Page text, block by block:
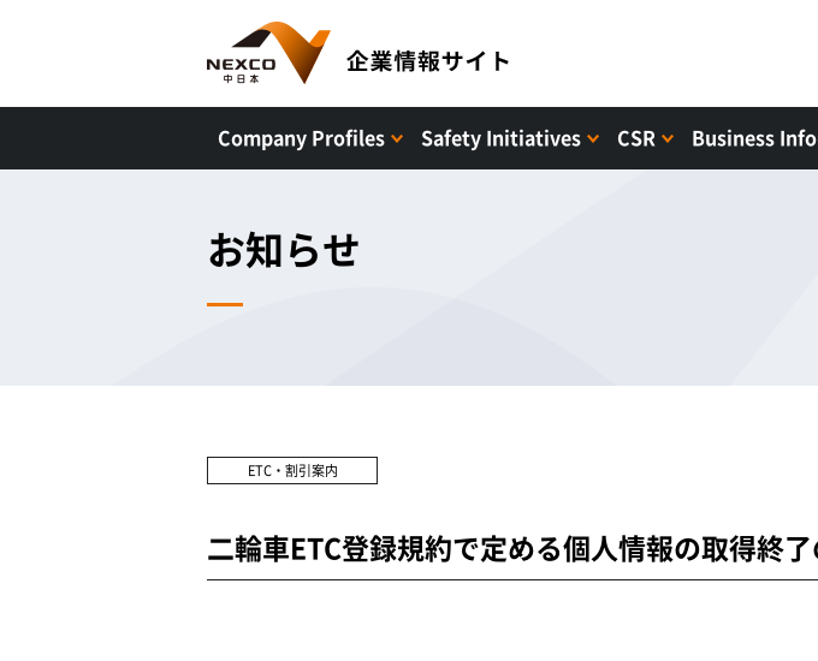
Company Profiles Safety Initiatives CSR Business
お知らせ
ETC・割引案内
二輪車ETC登録規約で定める個人情報の取得終
令和7年12